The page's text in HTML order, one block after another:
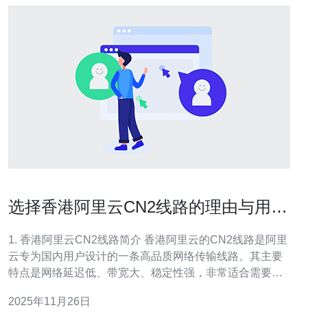
选择香港阿里云CN2线路的理由与用户
1. 香港阿里云CN2线路简介 香港阿里云的CN2线路是阿里
云专为国内用户设计的一条高品质网络传输线路。其主要
特点是网络延迟低、带宽大、稳定性强，非常适合需要快
得更好的网络体验，特别是在访问国外服务器时，能够显
2025年11月26日